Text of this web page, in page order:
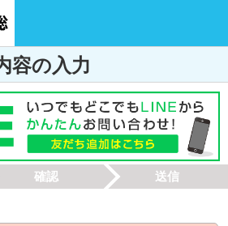
容の入力
確認 送信